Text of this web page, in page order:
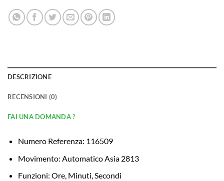
DESCRIZIONE
RECENSIONI (0)
FAI UNA DOMANDA ?
Numero Referenza: 116509
Movimento: Automatico Asia 2813
Funzioni: Ore, Minuti, Secondi